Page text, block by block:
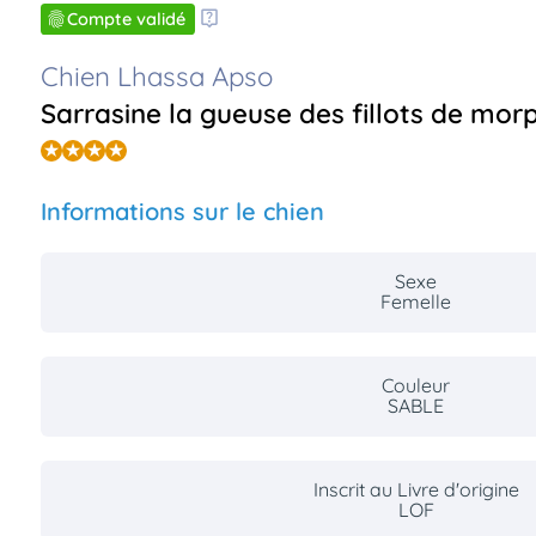
Compte validé
Chien Lhassa Apso
Sarrasine la gueuse des fillots de
Informations sur le chien
Sexe
Femelle
Couleur
SABLE
Inscrit au Livre d'origine
LOF